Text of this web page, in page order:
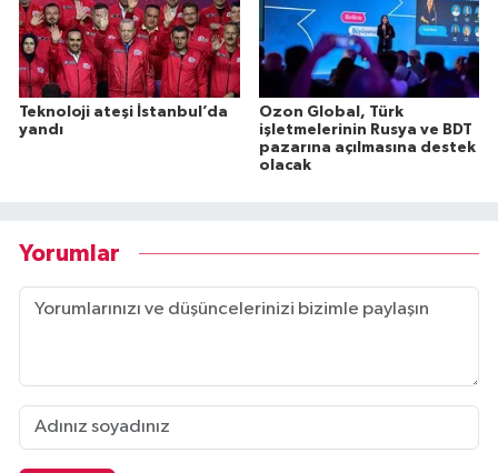
Teknoloji ateşi İstanbul’da
yandı
Ozon Global, Türk
işletmelerinin Rusya ve BDT
pazarına açılmasına destek
olacak
Yorumlar